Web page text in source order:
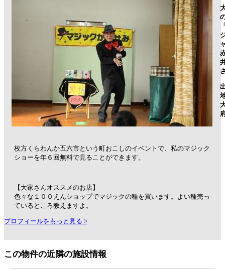
枚方くらわんか五六市という町おこしのイベントで、私のマジック
ショーを年６回無料で見ることができます。
【大家さんオススメのお店】
色々な１００えんショップでマジックの種を買います。よい種売っ
ているところ教えますよ。
プロフィールをもっと見る >
この物件の近隣の施設情報